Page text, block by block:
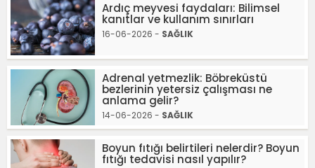
Ardıç meyvesi faydaları: Bilimsel
kanıtlar ve kullanım sınırları
16-06-2026 - SAĞLIK
Adrenal yetmezlik: Böbreküstü
bezlerinin yetersiz çalışması ne
anlama gelir?
14-06-2026 - SAĞLIK
Boyun fıtığı belirtileri nelerdir? Boyun
fıtığı tedavisi nasıl yapılır?